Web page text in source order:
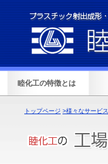
睦化工の特徴とは
トップページ >様々なサービス